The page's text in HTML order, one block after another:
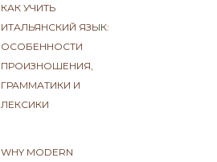
КАК УЧИТЬ
ИТАЛЬЯНСКИЙ ЯЗЫК:
ОСОБЕННОСТИ
ПРОИЗНОШЕНИЯ,
ГРАММАТИКИ И
ЛЕКСИКИ
WHY MODERN